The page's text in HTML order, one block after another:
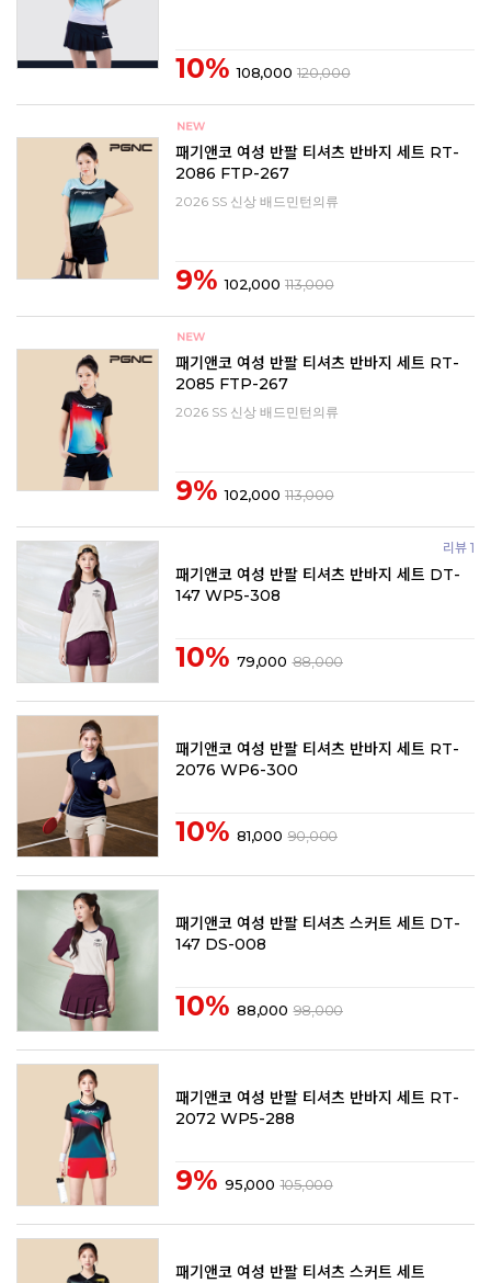
10% 108,000 120,000
패기앤코 여성 반팔 티셔츠 반바지 세트 RT-
2086 FTP-267
2026 SS 신상 배드민턴의류
9% 102,000 113,000
패기앤코 여성 반팔 티셔츠 반바지 세트 RT-
2085 FTP-267
2026 SS 신상 배드민턴의류
9% 102,000 113,000
리뷰 1
패기앤코 여성 반팔 티셔츠 반바지 세트 DT-
147 WP5-308
10% 79,000 88,000
패기앤코 여성 반팔 티셔츠 반바지 세트 RT-
2076 WP6-300
10% 81,000 90,000
패기앤코 여성 반팔 티셔츠 스커트 세트 DT-
147 DS-008
10% 88,000 98,000
패기앤코 여성 반팔 티셔츠 반바지 세트 RT-
2072 WP5-288
9% 95,000 105,000
패기앤코 여성 반팔 티셔츠 스커트 세트